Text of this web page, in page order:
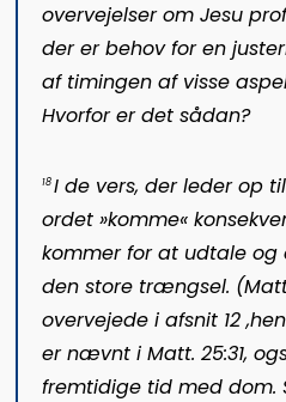
overvejelser om Jesu
der er behov for en
af timingen af visse
Hvorfor er det sådan?
18 I de vers, der leder op
ordet »komme«
kommer for at udtale og
den store trængsel. (
overvejede iafsnit 12 ,
er nævnt iMatt. 25:31,
fremtidige tid med dom.